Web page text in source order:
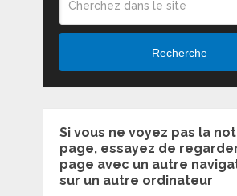
Recherche
Si vous ne voyez pas la
page, essayez de
page avec un autre
sur un autre ordinateur